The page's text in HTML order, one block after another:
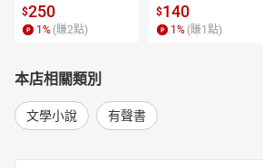
【有聲書】
$250
1 % (賺2點)
書】
$140
1 % (賺1 點)
本店相關類別
文學小說 有聲書